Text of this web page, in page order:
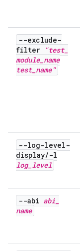
--exclude-
filter
"test_
module_ name
test_ name"
--log-level-
display/-l
log_ level
--abi abi
name